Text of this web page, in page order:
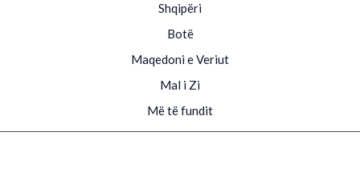
Shqipëri
Botë
Maqedoni e Veriut
Mal i Zi
Më të fundit